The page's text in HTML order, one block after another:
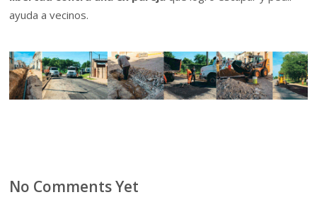
ayuda a vecinos.
No Comments Yet